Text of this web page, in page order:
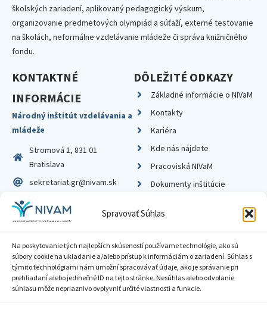
Spravovať Súhlas
Na poskytovanie tých najlepších skúseností používame technológie, ako sú
súbory cookie na ukladanie a/alebo prístup k informáciám o zariadení. Súhlas s
týmito technológiami nám umožní spracovávať údaje, ako je správanie pri
prehliadaní alebo jedinečné ID na tejto stránke. Nesúhlas alebo odvolanie
súhlasu môže nepriaznivo ovplyvniť určité vlastnosti a funkcie.
školských zariadení, aplikovaný pedagogický výskum,
organizovanie predmetových olympiád a súťaží, externé testovanie
na školách, neformálne vzdelávanie mládeže či správa knižničného
fondu.
KONTAKTNÉ
INFORMÁCIE
Národný inštitút vzdelávania a
mládeže
Stromová 1, 831 01
Bratislava
sekretariat.gr@nivam.sk
IČO: 00164348
DIČ: 2020798714
DÔLEŽITÉ ODKAZY
Základné informácie o NIVaM
Kontakty
Kariéra
Kde nás nájdete
Pracoviská NIVaM
Dokumenty inštitúcie
Zásady ochrany súkromia